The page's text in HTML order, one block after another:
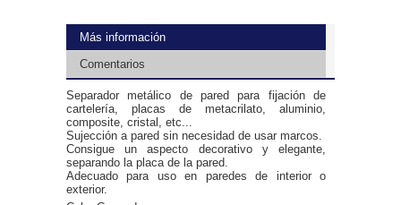
Más información
Comentarios
Separador metálico de pared para fijación de
cartelería, placas de metacrilato, aluminio,
composite, cristal, etc...
Sujección a pared sin necesidad de usar marcos.
Consigue un aspecto decorativo y elegante,
separando la placa de la pared.
Adecuado para uso en paredes de interior o
exterior.